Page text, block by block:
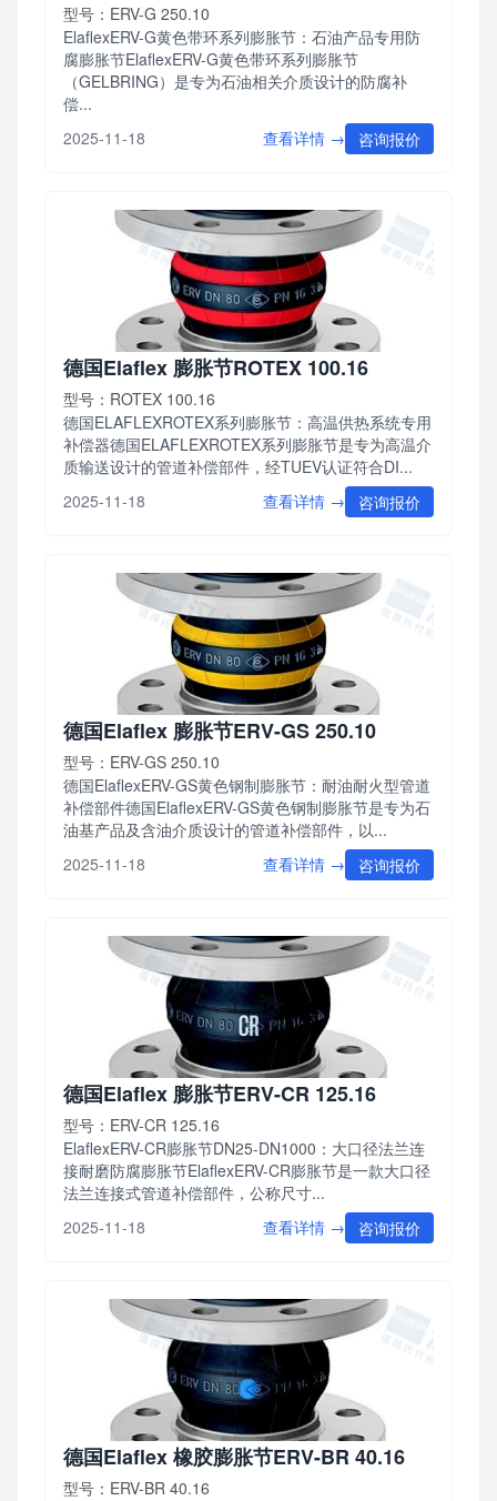
型号：ERV-G 250.10
ElaflexERV-G黄色带环系列膨胀节：石油产品专用防
腐膨胀节ElaflexERV-G黄色带环系列膨胀节
（GELBRING）是专为石油相关介质设计的防腐补
偿...
2025-11-18
查看详情 → 咨询报价
德国Elaflex 膨胀节ROTEX 100.16
型号：ROTEX 100.16
德国ELAFLEXROTEX系列膨胀节：高温供热系统专用
补偿器德国ELAFLEXROTEX系列膨胀节是专为高温介
质输送设计的管道补偿部件，经TUEV认证符合DI...
2025-11-18
查看详情 → 咨询报价
德国Elaflex 膨胀节ERV-GS 250.10
型号：ERV-GS 250.10
德国ElaflexERV-GS黄色钢制膨胀节：耐油耐火型管道
补偿部件德国ElaflexERV-GS黄色钢制膨胀节是专为石
油基产品及含油介质设计的管道补偿部件，以...
2025-11-18
查看详情 → 咨询报价
德国Elaflex 膨胀节ERV-CR 125.16
型号：ERV-CR 125.16
ElaflexERV-CR膨胀节DN25-DN1000：大口径法兰连
接耐磨防腐膨胀节ElaflexERV-CR膨胀节是一款大口径
法兰连接式管道补偿部件，公称尺寸...
2025-11-18
查看详情 → 咨询报价
德国Elaflex 橡胶膨胀节ERV-BR 40.16
型号：ERV-BR 40.16